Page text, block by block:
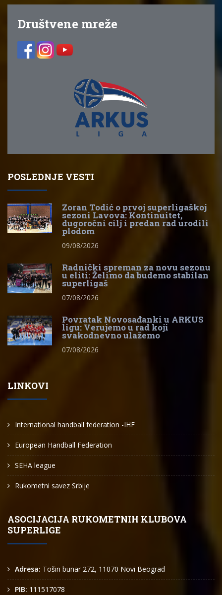
Društvene mreže
POSLEDNJE VESTI
Zoran Todić o prvoj superligaškoj
sezoni Lavova: Kontinuitet,
dugoročni cilj i predan rad urodili
plodom
09/08/2026
Radnički spreman za novu sezonu
u eliti: Želimo da budemo stabilan
superligaš
07/08/2026
Povratak Novosađanki u ARKUS
ligu: Verujemo u rad koji
svakodnevno ulažemo
07/08/2026
LINKOVI
International handball federation -IHF
European Handball Federation
SEHA league
Rukometni savez Srbije
ASOCIJACIJA RUKOMETNIH KLUBOVA
SUPERLIGE
Adresa: Tošin bunar 272, 11070 Novi Beograd
PIB: 111517078